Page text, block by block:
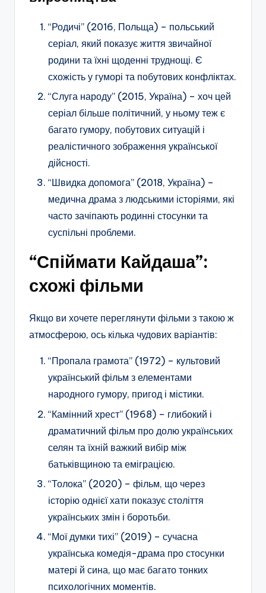
“Родичі” (2016, Польща) – польський
серіал, який показує життя звичайної
родини та їхні щоденні труднощі. Є
схожість у гуморі та побутових конфліктах.
“Слуга народу” (2015, Україна) – хоч цей
серіал більше політичний, у ньому теж є
багато гумору, побутових ситуацій і
реалістичного зображення української
дійсності.
“Швидка допомога” (2018, Україна) –
медична драма з людськими історіями, які
часто зачіпають родинні стосунки та
суспільні проблеми.
“Спіймати Кайдаша”:
схожі фільми
Якщо ви хочете переглянути фільми з такою ж
атмосферою, ось кілька чудових варіантів:
“Пропала грамота” (1972) – культовий
український фільм з елементами
народного гумору, пригод і містики.
“Камінний хрест” (1968) – глибокий і
драматичний фільм про долю українських
селян та їхній важкий вибір між
батьківщиною та еміграцією.
“Толока” (2020) – фільм, що через
історію однієї хати показує століття
українських змін і боротьби.
“Мої думки тихі” (2019) – сучасна
українська комедія-драма про стосунки
матері й сина, що має багато тонких
психологічних моментів.